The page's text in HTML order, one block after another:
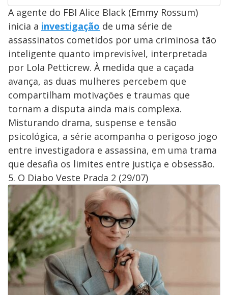
A agente do FBI Alice Black (Emmy Rossum)
inicia a investigação de uma série de
assassinatos cometidos por uma criminosa tão
inteligente quanto imprevisível, interpretada
por Lola Petticrew. À medida que a caçada
avança, as duas mulheres percebem que
compartilham motivações e traumas que
tornam a disputa ainda mais complexa.
Misturando drama, suspense e tensão
psicológica, a série acompanha o perigoso jogo
entre investigadora e assassina, em uma trama
que desafia os limites entre justiça e obsessão.
5. O Diabo Veste Prada 2 (29/07)